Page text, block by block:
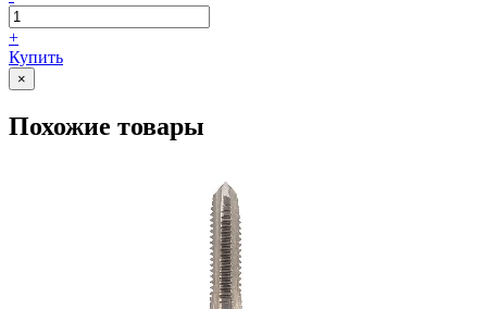
+
Купить
×
Похожие товары